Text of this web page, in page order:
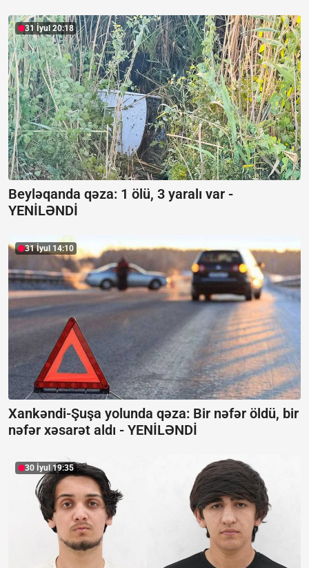
31 İyul 20:18
Beyləqanda qəza: 1 ölü, 3 yaralı var -
YENİLƏNDİ
31 İyul 14:10
Xankəndi-Şuşa yolunda qəza: Bir nəfər öldü, bir
nəfər xəsarət aldı - YENİLƏNDİ
30 İyul 19:35